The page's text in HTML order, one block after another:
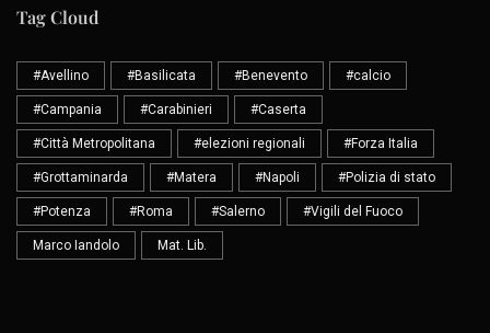
Tag Cloud
#Avellino #Basilicata #Benevento #calcio
#Campania #Carabinieri #Caserta
#Città Metropolitana #elezioni regionali #Forza Italia
#Grottaminarda #Matera #Napoli #Polizia di stato
#Potenza #Roma #Salerno #Vigili del Fuoco
Marco Iandolo Mat. Lib.